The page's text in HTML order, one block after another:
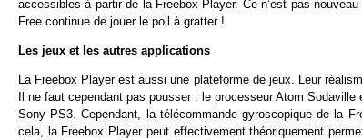
accessibles à partir de la Freebox Player. Ce n’est pas
Free continue de jouer le poil à gratter !
Les jeux et les autres applications
La Freebox Player est aussi une plateforme de jeux. Leur
Il ne faut cependant pas pousser : le processeur Atom
Sony PS3. Cependant, la télécommande gyroscopique de la
cela, la Freebox Player peut effectivement théoriquement